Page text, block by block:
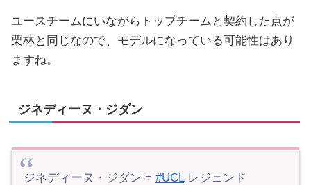
ユースチームにいながらトップチームと契約した点が
栗林と同じなので、モデルになっている可能性はあり
ますね。
ジネディーヌ・ジダン
ジネディーヌ・ジダン = #UCLレジェンド